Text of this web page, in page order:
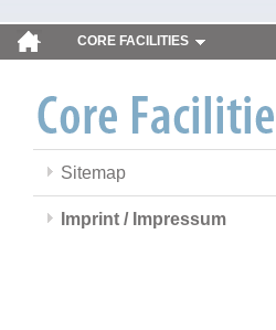
CORE FACILITIES
Sitemap
Imprint / Impressum